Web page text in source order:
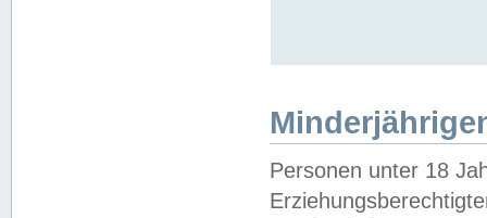
Personen unter 18